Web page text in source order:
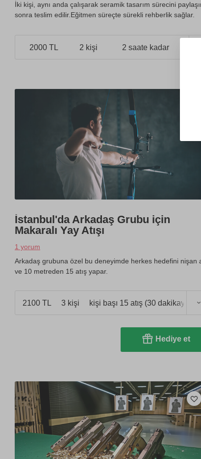
İki kişi, aynı anda çalışarak seramik tasarım sürecini
sonra teslim edilir.Eğitmen süreçte sürekli rehberlik sağlar.
2000 TL 2 kişi 2 saate kadar
İstanbul'da Arkadaş Grubu için
Makaralı Yay Atışı
1 yorum
Arkadaş grubuna özel bu deneyimde herkes hedefini nişan
ve 10 metreden 15 atış yapar.
2100 TL 3 kişi kişi başı 15 atış (30 dakikaya
Hediye et